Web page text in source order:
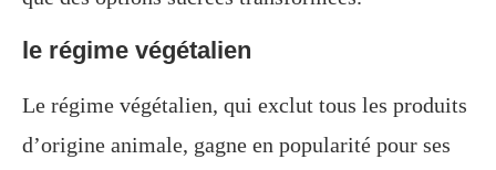
le régime végétalien
Le régime végétalien, qui exclut tous les produits
d’origine animale, gagne en popularité pour ses